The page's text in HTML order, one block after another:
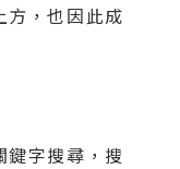
方，也因此成
鍵字搜尋，搜